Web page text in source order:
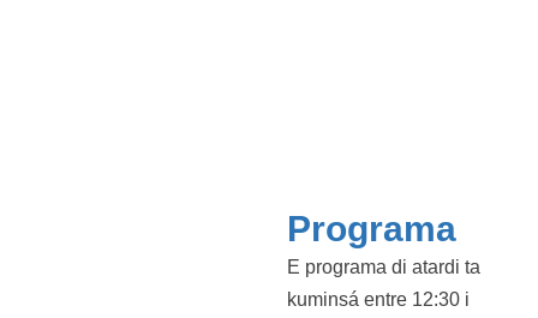
Programa
E programa di atardi ta
kuminsá entre 12:30 i